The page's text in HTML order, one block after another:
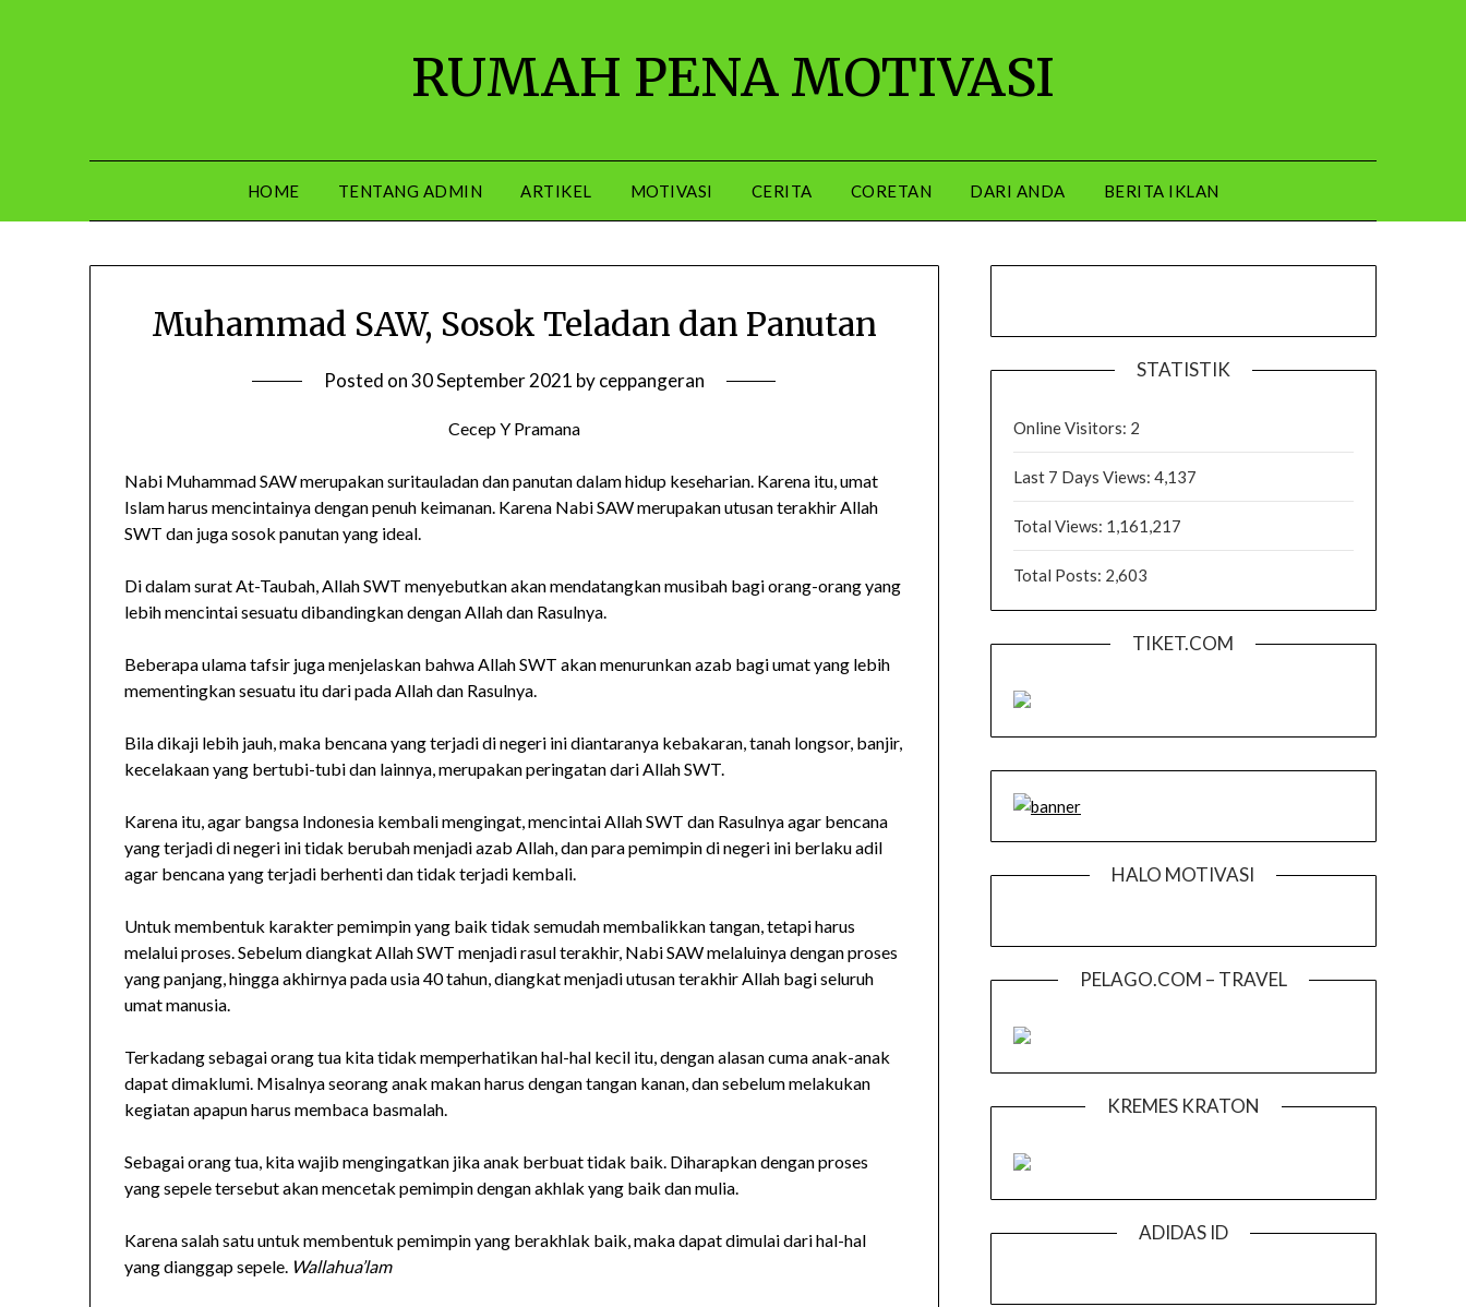
RUMAH PENA MOTIVASI
HOME TENTANG ADMIN ARTIKEL MOTIVASI CERITA CORETAN DARI ANDA BERITA IKLAN
Muhammad SAW, Sosok Teladan dan Panutan
Posted on30 September 2021 byceppangeran
Cecep Y Pramana
Nabi Muhammad SAW merupakan suritauladan dan panutan dalam hidup keseharian. Karena itu, umat
Islam harus mencintainya dengan penuh keimanan. Karena Nabi SAW merupakan utusan terakhir Allah
SWT dan juga sosok panutan yang ideal.
Di dalam surat At-Taubah, Allah SWT menyebutkan akan mendatangkan musibah bagi orang-orang yang
lebih mencintai sesuatu dibandingkan dengan Allah dan Rasulnya.
Beberapa ulama tafsir juga menjelaskan bahwa Allah SWT akan menurunkan azab bagi umat yang lebih
mementingkan sesuatu itu dari pada Allah dan Rasulnya.
Bila dikaji lebih jauh, maka bencana yang terjadi di negeri ini diantaranya kebakaran, tanah longsor, banjir,
kecelakaan yang bertubi-tubi dan lainnya, merupakan peringatan dari Allah SWT.
Karena itu, agar bangsa Indonesia kembali mengingat, mencintai Allah SWT dan Rasulnya agar bencana
yang terjadi di negeri ini tidak berubah menjadi azab Allah, dan para pemimpin di negeri ini berlaku adil
agar bencana yang terjadi berhenti dan tidak terjadi kembali.
Untuk membentuk karakter pemimpin yang baik tidak semudah membalikkan tangan, tetapi harus
melalui proses. Sebelum diangkat Allah SWT menjadi rasul terakhir, Nabi SAW melaluinya dengan proses
yang panjang, hingga akhirnya pada usia 40 tahun, diangkat menjadi utusan terakhir Allah bagi seluruh
umat manusia.
Terkadang sebagai orang tua kita tidak memperhatikan hal-hal kecil itu, dengan alasan cuma anak-anak
dapat dimaklumi. Misalnya seorang anak makan harus dengan tangan kanan, dan sebelum melakukan
kegiatan apapun harus membaca basmalah.
Sebagai orang tua, kita wajib mengingatkan jika anak berbuat tidak baik. Diharapkan dengan proses
yang sepele tersebut akan mencetak pemimpin dengan akhlak yang baik dan mulia.
Karena salah satu untuk membentuk pemimpin yang berakhlak baik, maka dapat dimulai dari hal-hal
yang dianggap sepele. Wallahua’lam
STATISTIK
Online Visitors: 2
Last 7 Days Views: 4,137
Total Views: 1,161,217
Total Posts: 2,603
TIKET.COM
HALO MOTIVASI
PELAGO.COM – TRAVEL
KREMES KRATON
ADIDAS ID